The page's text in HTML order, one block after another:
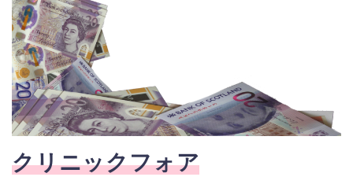
クリニックフォア